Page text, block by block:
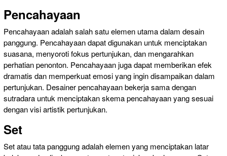
Pencahayaan
Pencahayaan adalah salah satu elemen utama dalam desain
panggung. Pencahayaan dapat digunakan untuk menciptakan
suasana, menyoroti fokus pertunjukan, dan mengarahkan
perhatian penonton. Pencahayaan juga dapat memberikan efek
dramatis dan memperkuat emosi yang ingin disampaikan dalam
pertunjukan. Desainer pencahayaan bekerja sama dengan
sutradara untuk menciptakan skema pencahayaan yang sesuai
dengan visi artistik pertunjukan.
Set
Set atau tata panggung adalah elemen yang menciptakan latar